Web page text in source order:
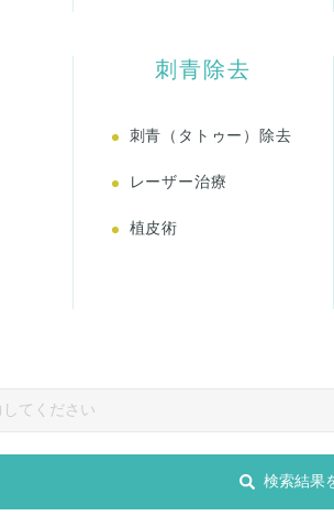
刺青除去
刺青（タトゥー）除去
レーザー治療
植皮術
検索結果